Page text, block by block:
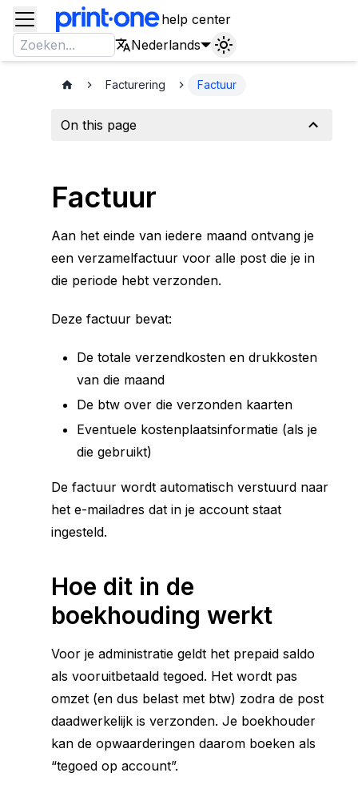
help center
Nederlands
Facturering Factuur
On this page
opwaarderingen
Betaalbevestiging
Factuur
Aan het einde van iedere maand ontvang je
een verzamelfactuur voor alle post die je in
die periode hebt verzonden.
Deze factuur bevat:
De totale verzendkosten en drukkosten
van die maand
De btw over die verzonden kaarten
Eventuele kostenplaatsinformatie (als je
die gebruikt)
De factuur wordt automatisch verstuurd naar
het e-mailadres dat in je account staat
ingesteld.
Hoe dit in de
boekhouding werkt
Voor je administratie geldt het prepaid saldo
als vooruitbetaald tegoed. Het wordt pas
omzet (en dus belast met btw) zodra de post
daadwerkelijk is verzonden. Je boekhouder
kan de opwaarderingen daarom boeken als
“tegoed op account”.